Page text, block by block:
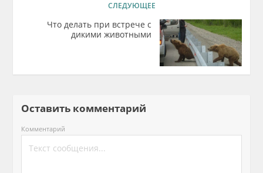
СЛЕДУЮЩЕЕ
Что делать при встрече с
дикими животными
Оставить комментарий
Комментарий